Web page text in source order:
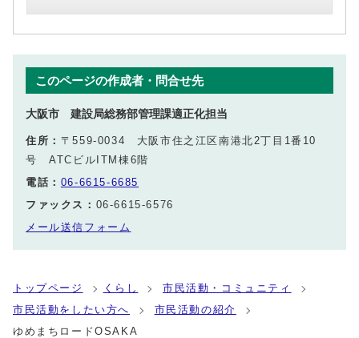
このページの作成者・問合せ先
大阪市 建設局総務部管理課適正化担当
住所： 〒559-0034 大阪市住之江区南港北2丁目1番10
号 ATCビルITM棟6階
電話： 06-6615-6685
ファックス： 06-6615-6576
メール送信フォーム
トップページ くらし
市民活動・コミュニティ
市民活動をしたい方へ
市民活動の紹介
ゆめまちロードOSAKA